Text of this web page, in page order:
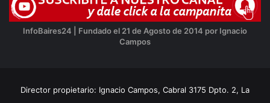
InfoBaires24 | Fundado el 21 de Agosto de 2014 por Ignacio
Campos
Director propietario: Ignacio Campos, Cabral 3175 Dpto. 2, La